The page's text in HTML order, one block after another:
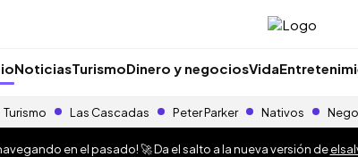
NoticiasTurismoDinero y negociosVida
Turismo Las Cascadas Peter Parker Nativos
en el pasado! 🚀 Da el salto a la nueva versión de